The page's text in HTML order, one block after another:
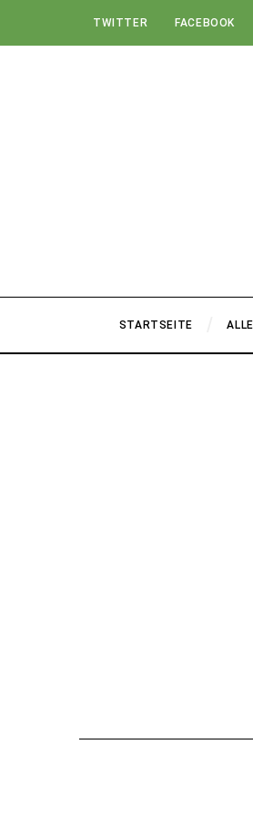
TWITTER FACEBOOK
STARTSEITE